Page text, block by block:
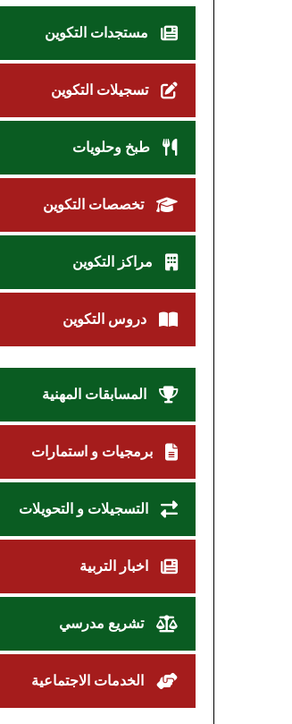
مستجدات التكوين
تسجيلات التكوين
طبخ وحلويات
تخصصات التكوين
مراكز التكوين
دروس التكوين
المسابقات المهنية
برمجيات و استمارات
التسجيلات و التحويلات
اخبار التربية
تشريع مدرسي
الخدمات الاجتماعية